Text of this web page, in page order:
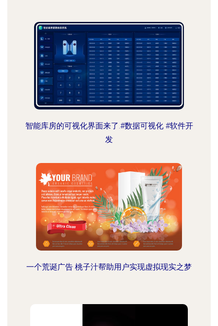
智能库房的可视化界面来了.#数据可视化 #软件开
发
一个荒诞广告 桃子汁帮助用户实现虚拟现实之梦